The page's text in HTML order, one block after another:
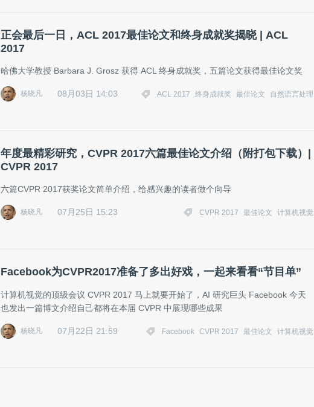
正会最后一日，ACL 2017最佳论文和终身成就奖揭晓 | ACL
2017
哈佛大学教授 Barbara J. Grosz 获得 ACL 终身成就奖，五篇论文获得最佳论文奖
杨晓凡 08月03日 14:03 ACL 2017 终身成就奖 最佳论文 自然语言处理
年度最精彩研究，CVPR 2017六篇最佳论文介绍（附打包下载）|
CVPR 2017
六篇CVPR 2017获奖论文简单介绍，给感兴趣的读者做个向导
杨晓凡 07月25日 15:23 CVPR 2017 最佳论文 计算机视觉
Facebook为CVPR2017准备了多出好戏，一起来看看“节目单”
计算机视觉的顶级会议 CVPR 2017 马上就要开始了，AI 研究巨头 Facebook 今天
也发出一篇博文介绍自己都将在本届 CVPR 中展现哪些成果
杨晓凡 07月22日 21:59 Facebook CVPR 2017 最佳论文 计算机视觉